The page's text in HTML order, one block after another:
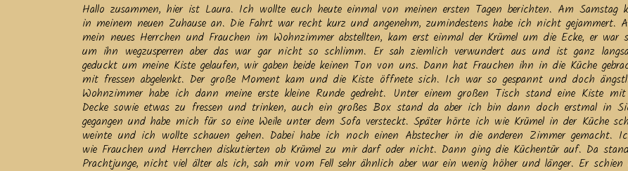
Hallo zusammen, hier ist Laura. Ich wollte euch heute einmal von meinen ersten Tagen berichten. Am Samstag
in meinem neuen Zuhause an. Die Fahrt war recht kurz und angenehm, zumindestens habe ich nicht gejammert.
mein neues Herrchen und Frauchen im Wohnzimmer abstellten, kam erst einmal der Krümel um die Ecke, er war
um ihn wegzusperren aber das war gar nicht so schlimm. Er sah ziemlich verwundert aus und ist ganz
geduckt um meine Kiste gelaufen, wir gaben beide keinen Ton von uns. Dann hat Frauchen ihn in die Küche
mit fressen abgelenkt. Der große Moment kam und die Kiste öffnete sich. Ich war so gespannt und doch
Wohnzimmer habe ich dann meine erste kleine Runde gedreht. Unter einem großen Tisch stand eine Kiste
Decke sowie etwas zu fressen und trinken, auch ein großes Box stand da aber ich bin dann doch erstmal in
gegangen und habe mich für so eine Weile unter dem Sofa versteckt. Später hörte ich wie Krümel in der Küche
weinte und ich wollte schauen gehen. Dabei habe ich noch einen Abstecher in die anderen Zimmer gemacht.
wie Frauchen und Herrchen diskutierten ob Krümel zu mir darf oder nicht. Dann ging die Küchentür auf. Da
Prachtjunge, nicht viel älter als ich, sah mir vom Fell sehr ähnlich aber war ein wenig höher und länger. Er